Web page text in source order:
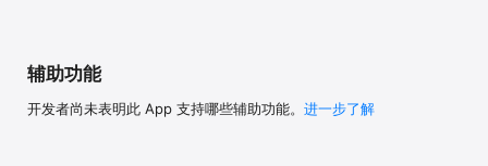
辅助功能
开发者尚未表明此 App 支持哪些辅助功能。 进一步了解